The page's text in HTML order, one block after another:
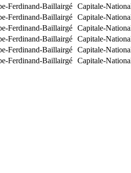
Ferdinand-Baillairgé Capitale-
Ferdinand-Baillairgé Capitale-
Ferdinand-Baillairgé Capitale-
Ferdinand-Baillairgé Capitale-
Ferdinand-Baillairgé Capitale-
Ferdinand-Baillairgé Capitale-